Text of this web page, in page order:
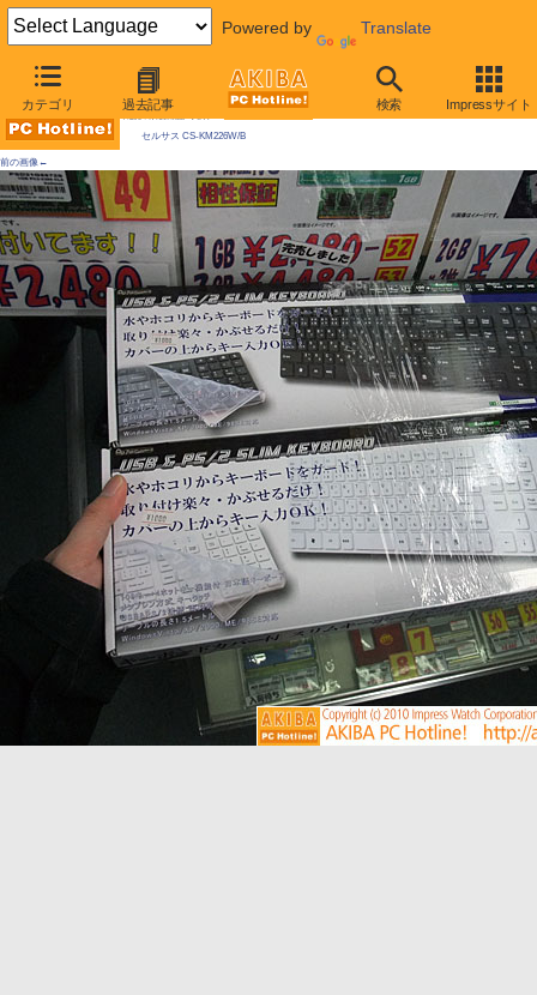
Powered by Translate
カテゴリ 過去記事 検索 Impressサイト
AKIBA PC Hotline! 2010年1月23日号
セルサス CS-KM226W/B
前の画像←